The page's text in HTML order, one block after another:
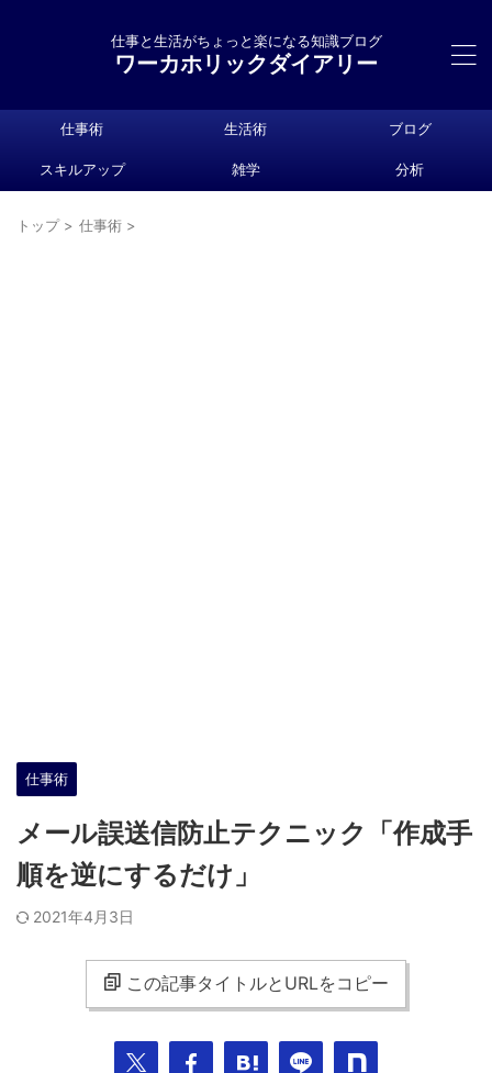
仕事と生活がちょっと楽になる知識ブログ
ワーカホリックダイアリー
仕事術 生活術 ブログ
スキルアップ 雑学 分析
トップ > 仕事術 >
仕事術
メール誤送信防止テクニック「作成手
順を逆にするだけ」
2021年4月3日
この記事タイトルとURLをコピー